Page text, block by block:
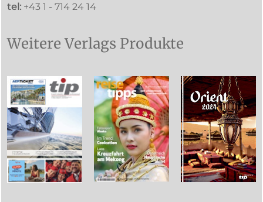
tel: +43 1 - 714 24 14
Weitere Verlags Produkte